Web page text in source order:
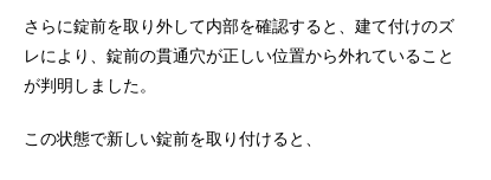
さらに錠前を取り外して内部を確認すると、建て付けのズ
レにより、錠前の貫通穴が正しい位置から外れていること
が判明しました。
この状態で新しい錠前を取り付けると、